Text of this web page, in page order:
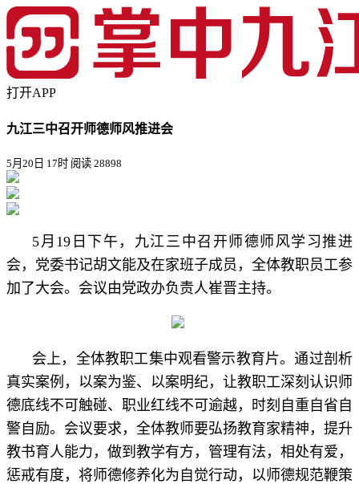
打开APP
九江三中召开师德师风推进会
5月20日 17时 阅读 28898
5月19日下午，九江三中召开师德师风学习推进
会，党委书记胡文能及在家班子成员，全体教职员工参
加了大会。会议由党政办负责人崔晋主持。
会上，全体教职工集中观看警示教育片。通过剖析
真实案例，以案为鉴、以案明纪，让教职工深刻认识师
德底线不可触碰、职业红线不可逾越，时刻自重自省自
警自励。会议要求，全体教师要弘扬教育家精神，提升
教书育人能力，做到教学有方，管理有法，相处有爱，
惩戒有度，将师德修养化为自觉行动，以师德规范鞭策